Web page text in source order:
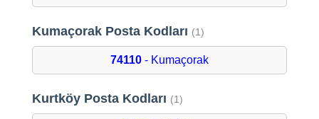
Kumaçorak Posta Kodları (1)
74110- Kumaçorak
Kurtköy Posta Kodları (1)